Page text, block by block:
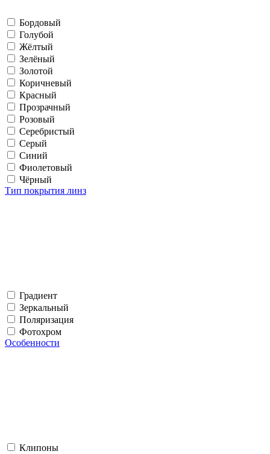
Бордовый
Голубой
Жёлтый
Зелёный
Золотой
Коричневый
Красный
Прозрачный
Розовый
Серебристый
Серый
Синий
Фиолетовый
Чёрный
Тип покрытия линз
Градиент
Зеркальный
Поляризация
Фотохром
Особенности
Клипоны